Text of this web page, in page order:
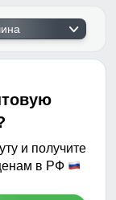
и получите
в РФ